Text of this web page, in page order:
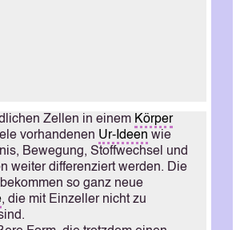
Zellen in einem Körper
vorhandenen Ur-Ideen wie
Bewegung, Stoffwechsel und
weiter differenziert werden. Die
so ganz neue
, die mit Einzeller nicht zu